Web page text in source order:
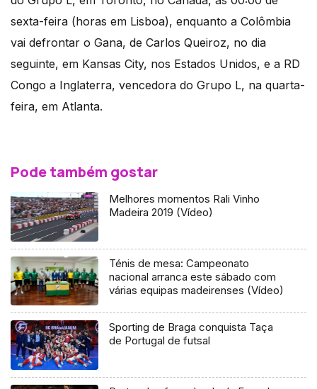
sexta-feira (horas em Lisboa), enquanto a Colômbia
vai defrontar o Gana, de Carlos Queiroz, no dia
seguinte, em Kansas City, nos Estados Unidos, e a RD
Congo a Inglaterra, vencedora do Grupo L, na quarta-
feira, em Atlanta.
Pode também gostar
Melhores momentos Rali Vinho
Madeira 2019 (Vídeo)
Ténis de mesa: Campeonato
nacional arranca este sábado com
várias equipas madeirenses (Vídeo)
Sporting de Braga conquista Taça
de Portugal de futsal